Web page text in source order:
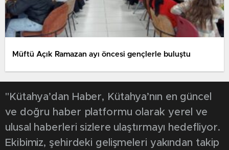
Müftü Açık Ramazan ayı öncesi gençlerle buluştu
"Kütahya’dan Haber, Kütahya’nın en güncel
ve doğru haber platformu olarak yerel ve
ulusal haberleri sizlere ulaştırmayı hedefliyor.
Ekibimiz, şehirdeki gelişmeleri yakından takip